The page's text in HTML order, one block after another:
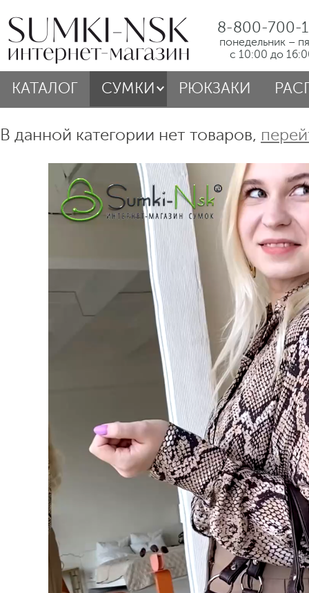
8-800-700-
понедельник –
с 10:00 до
КАТАЛОГ СУМКИ РЮКЗАКИ
В данной категории нет товаров,